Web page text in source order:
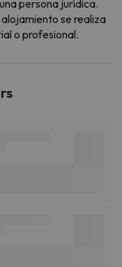
persona jurídica.
se realiza
o profesional.